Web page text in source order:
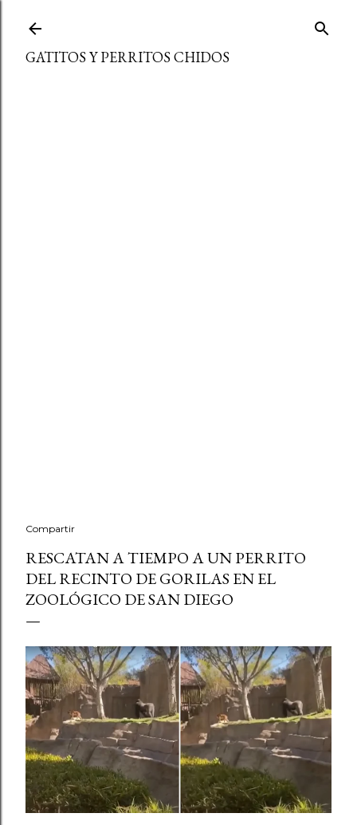
GATITOS Y PERRITOS CHIDOS
Compartir
RESCATAN A TIEMPO A UN PERRITO
DEL RECINTO DE GORILAS EN EL
ZOOLÓGICO DE SAN DIEGO